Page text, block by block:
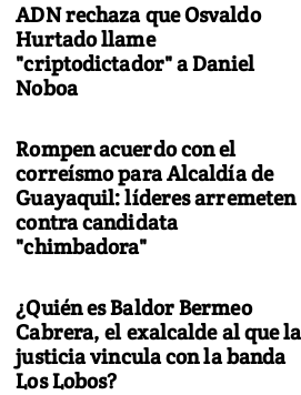
ADN rechaza que Osvaldo
Hurtado llame
"criptodictador" a Daniel
Noboa
Rompen acuerdo con el
correísmo para Alcaldía de
Guayaquil: líderes arremeten
contra candidata
"chimbadora"
¿Quién es Baldor Bermeo
Cabrera, el exalcalde al que la
justicia vincula con la banda
Los Lobos?